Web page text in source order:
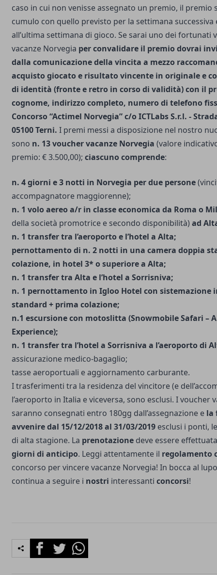
caso in cui non venisse assegnato un premio, il premio
cumulo con quello previsto per la settimana successiva
all’ultima settimana di gioco. Se sarai uno dei fortunati
vacanze Norvegia per convalidare il premio dovrai
dalla comunicazione della vincita a mezzo
acquisto giocato e risultato vincente in originale e
di identità (fronte e retro in corso di validità) con il
cognome, indirizzo completo, numero di telefono
Concorso “Actimel Norvegia” c/o ICTLabs S.r.l. -
05100 Terni. I premi messi a disposizione nel nostro
sono n. 13 voucher vacanze Norvegia (valore
premio: € 3.500,00); ciascuno comprende:
n. 4 giorni e 3 notti in Norvegia per due persone
accompagnatore maggiorenne);
n. 1 volo aereo a/r in classe economica da Roma o
della società promotrice e secondo disponibilità) ad
n. 1 transfer tra l’aeroporto e l’hotel a Alta;
pernottamento di n. 2 notti in una camera doppia
colazione, in hotel 3* o superiore a Alta;
n. 1 transfer tra Alta e l’hotel a Sorrisniva;
n. 1 pernottamento in Igloo Hotel con sistemazione
standard + prima colazione;
n.1 escursione con motoslitta (Snowmobile Safari –
Experience);
n. 1 transfer tra l’hotel a Sorrisniva a l’aeroporto di
assicurazione medico-bagaglio;
tasse aeroportuali e aggiornamento carburante.
I trasferimenti tra la residenza del vincitore (e
l’aeroporto in Italia e viceversa, sono esclusi. I voucher
saranno consegnati entro 180gg dall’assegnazione e la
avvenire dal 15/12/2018 al 31/03/2019 esclusi i ponti,
di alta stagione. La prenotazione deve essere
giorni di anticipo. Leggi attentamente il regolamento
concorso per vincere vacanze Norvegia! In bocca al
continua a seguire i nostri interessanti concorsi!
FacebookTwitterWhatsapp